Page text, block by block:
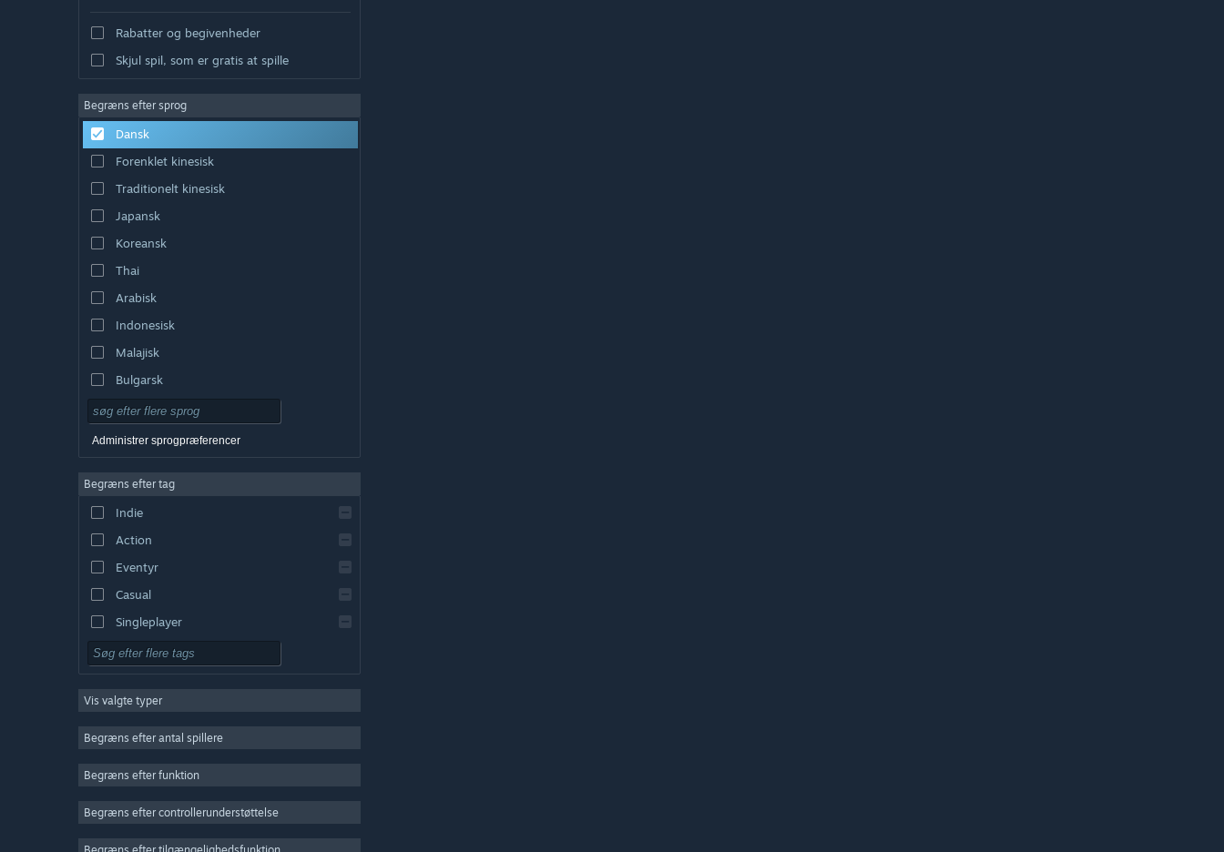
Rabatter og begivenheder
Skjul spil, som er gratis at spille
Begræns efter sprog
Dansk
Forenklet kinesisk
Traditionelt kinesisk
Japansk
Koreansk
Thai
Arabisk
Indonesisk
Malajisk
Bulgarsk
Tjekkisk
Tysk
Spansk – Spanien
Spansk – Latinamerika
Græsk
Administrer sprogpræferencer
Begræns efter tag
Indie
Action
Eventyr
Casual
Singleplayer
Simulation
Strategi
Gratis at spille
Vis valgte typer
Begræns efter antal spillere
Begræns efter funktion
Begræns efter controllerunderstøttelse